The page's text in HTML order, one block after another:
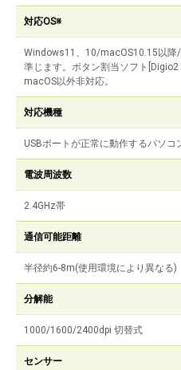
対応OS※
Windows11、10/macOS10.15以
準じます。ボタン割当ソフト
macOS以外非対応。
対応機種
USBポートが正常に動作するパソコ
電波周波数
2.4GHz帯
通信可能距離
半径約6-8m(使用環境により異なる)
分解能
1000/1600/2400dpi 切替式
センサー